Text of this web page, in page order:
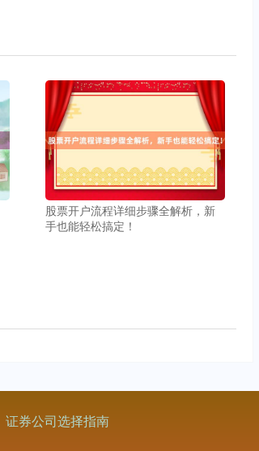
股票开户流程详细步骤全解析，新
手也能轻松搞定！
证券公司选择指南